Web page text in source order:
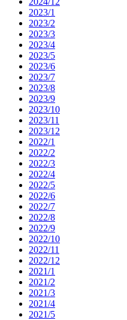
2023/1
2023/2
2023/3
2023/4
2023/5
2023/6
2023/7
2023/8
2023/9
2023/10
2023/11
2023/12
2022/1
2022/2
2022/3
2022/4
2022/5
2022/6
2022/7
2022/8
2022/9
2022/10
2022/11
2022/12
2021/1
2021/2
2021/3
2021/4
2021/5